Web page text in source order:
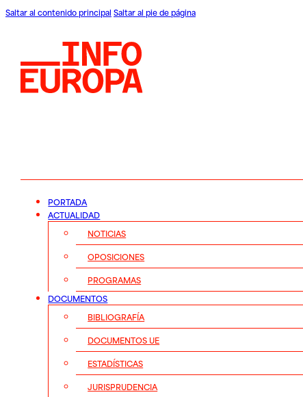
Saltar al contenido principal Saltar al pie de página
PORTADA
ACTUALIDAD
NOTICIAS
OPOSICIONES
PROGRAMAS
DOCUMENTOS
BIBLIOGRAFÍA
DOCUMENTOS UE
ESTADÍSTICAS
JURISPRUDENCIA